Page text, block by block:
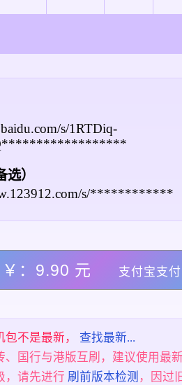
s/1RTDiq-
）
s/************
￥：9.90 元 支付宝支付
包不是最新， 查找最新...
、国行与港版互刷，建议使用最
，请先进行 刷前版本检测 ，因过